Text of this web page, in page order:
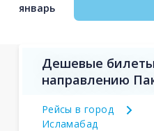
январь
Дешевые
направлению
Рейсы в город
Исламабад